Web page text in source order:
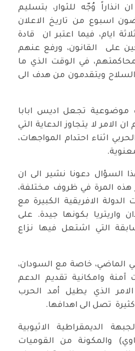
ان انذاراً وُجّه للثوار، بتسليم
اسبوع من تاريخ الاعلان
ايام، فيما اعتبر ان قادة
على القانون، ورفع عنهم
في الوقت الذي ما
ويتقدمون من هدف الى
تجعل اديس ابابا
الامر لا يتجاوز الدعاية التي
اثناء احتدام المواجهات،
السؤال دعونا نشير الى ان
هذه المرة في ظروف مختلفة،
الافريقية الكبيرة مع
واريتريا بكونها جيدة. على
التي اشتعل فيها نزاع
الماضي، خاصة مع السودان،
آمنة وامكانية تقديم الدعم
الامر الذي يطيل أمد الحرب
تصل الى اهدافها.
الديمقراطية الاثيوبية
والمكونة من القوميات